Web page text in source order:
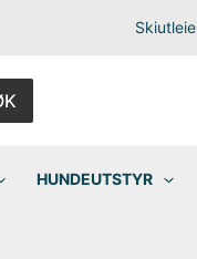
Skiutleie
HUNDEUTSTYR